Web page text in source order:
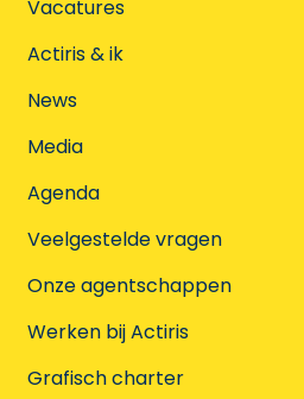
Vacatures
Actiris & ik
News
Media
Agenda
Veelgestelde vragen
Onze agentschappen
Werken bij Actiris
Grafisch charter